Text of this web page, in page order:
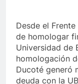
Desde el
de homologar
Universidad de
homologación
Ducoté generó
deuda con la